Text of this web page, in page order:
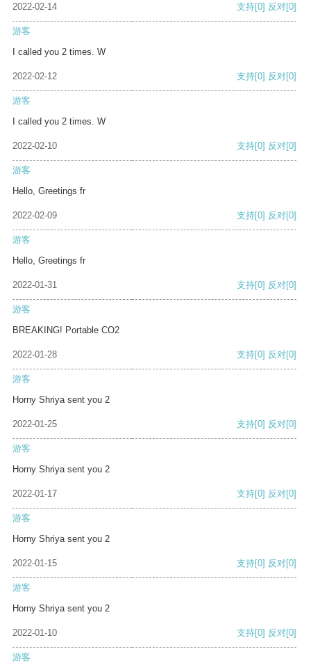
2022-02-14 支持[0] 反对[0]
游客
I called you 2 times. W
2022-02-12 支持[0] 反对[0]
游客
I called you 2 times. W
2022-02-10 支持[0] 反对[0]
游客
Hello, Greetings fr
2022-02-09 支持[0] 反对[0]
游客
Hello, Greetings fr
2022-01-31 支持[0] 反对[0]
游客
BREAKING! Portable CO2
2022-01-28 支持[0] 反对[0]
游客
Horny Shriya sent you 2
2022-01-25 支持[0] 反对[0]
游客
Horny Shriya sent you 2
2022-01-17 支持[0] 反对[0]
游客
Horny Shriya sent you 2
2022-01-15 支持[0] 反对[0]
游客
Horny Shriya sent you 2
2022-01-10 支持[0] 反对[0]
游客